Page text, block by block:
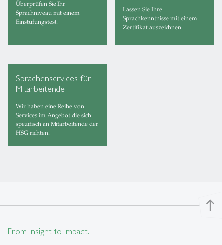
Überprüfen Sie Ihr
Sprachniveau mit einem
Einstufungstest.
Lassen Sie Ihre
Sprachkenntnisse mit einem
Zertifikat auszeichnen.
Sprachenservices für
Mitarbeitende
Wir haben eine Reihe von
Services im Angebot die sich
spezifisch an Mitarbeitende der
HSG richten.
north
From insight to impact.